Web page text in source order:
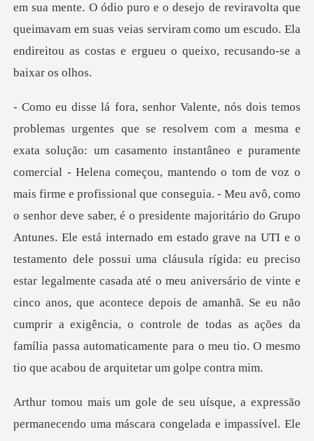
em sua mente. O ódio puro e o d
al que conseguia. - Meu avô, como
o senhor deve saber, é o presidente majoritário do Grupo
Antunes. Ele está internado em estado grave na UTI e o
testamento dele possui uma cláusula rígida: eu preciso
estar legalmente casada até o me
ssão
permanecendo uma máscara congelada e impassí